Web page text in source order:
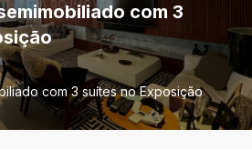
com 3
com 3 suítes no Exposição